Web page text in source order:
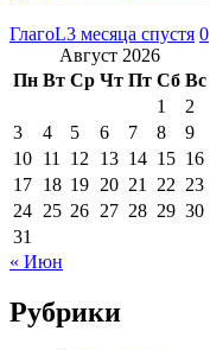
ГлагоL3 месяца спустя 0
Август 2026
Пн Вт Ср Чт Пт Сб Вс
1
2
3
4 5 6 7 8
9
10 11 12 13 14 15 16
17 18 19 20 21 22 23
24 25 26 27 28 29 30
31
« Июн
Рубрики